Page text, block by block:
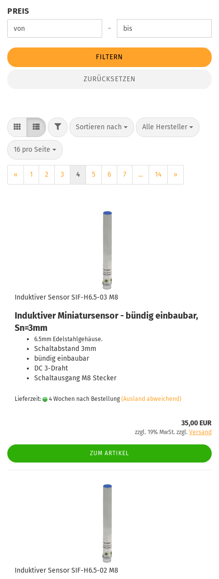
PREIS
PREIS
Preis bis -
FILTERN
ZURÜCKSETZEN
FILTERSortieren nach
Sortieren nach Alle Hersteller
pro Seite
16 pro Seite
pro Seite
« 1 2 3 4 5 6 7 ... 14 »
Induktiver Sensor SIF-H6.5-03 M8
Induktiver Miniatursensor - bündig einbaubar,
Sn=3mm
6.5mm Edelstahlgehäuse.
Schaltabstand 3mm
bündig einbaubar
DC 3-Draht
Schaltausgang M8 Stecker
Lieferzeit: 4 Wochen nach Bestellung (Ausland abweichend)
35,00 EUR
zzgl. 19% MwSt. zzgl. Versand
ZUM ARTIKEL
Induktiver Sensor SIF-H6.5-02 M8